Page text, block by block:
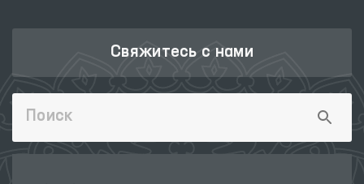
Свяжитесь с нами